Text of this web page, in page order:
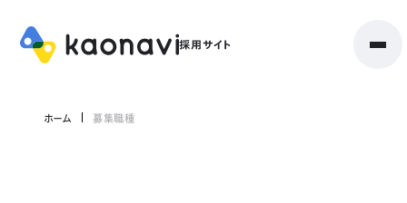
ホーム 募集職種